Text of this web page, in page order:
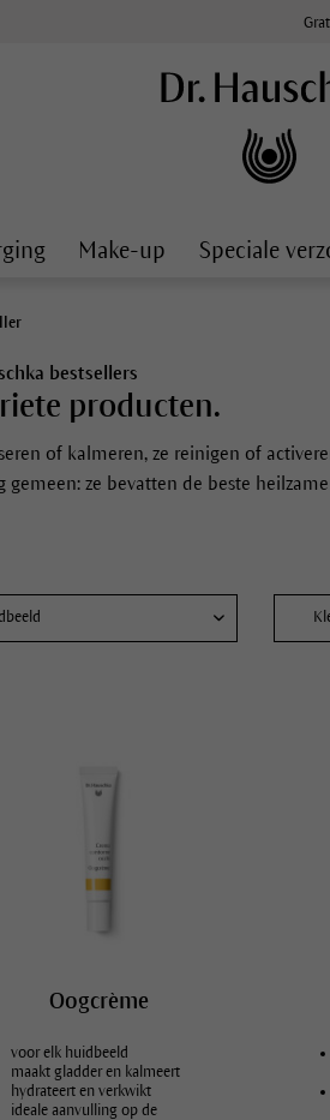
Make-up Speciale
bestsellers
producten.
of kalmeren, ze reinigen of
gemeen: ze bevatten de beste
Oogcrème
voor elk huidbeeld
maakt gladder en kalmeert
hydrateert en verkwikt
ideale aanvulling op de